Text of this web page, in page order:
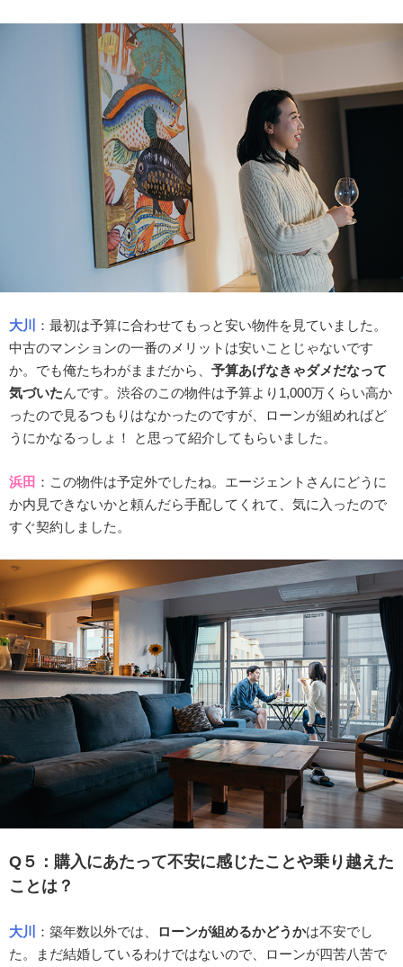
大川
：最初は予算に合わせてもっと安い物件を見ていました。
中古のマンションの一番のメリットは安いことじゃないです
か。でも俺たちわがままだから、 予算あげなきゃダメだなって
気づいたんです。渋谷のこの物件は予算より1,000万くらい高か
ったので見るつもりはなかったのですが、ローンが組めればど
うにかなるっしょ！ と思って紹介してもらいました。
浜田 ：この物件は予定外でしたね。エージェントさんにどうに
か内見できないかと頼んだら手配してくれて、気に入ったので
すぐ契約しました。
Q５：購入にあたって不安に感じたことや乗り越えた
ことは？
大川 ：築年数以外では、 ローンが組めるかどうかは不安でし
た。まだ結婚しているわけではないので、ローンが四苦八苦で